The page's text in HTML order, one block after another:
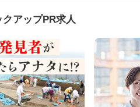
アップPR求人